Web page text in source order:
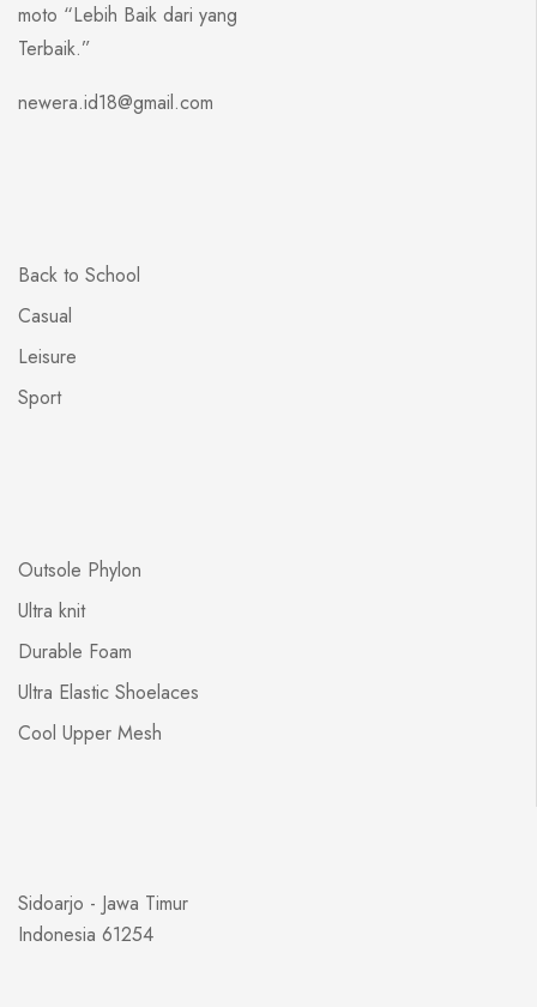
moto “Lebih Baik dari yang
Terbaik.”
newera.id18@gmail.com
Back to School
Casual
Leisure
Sport
Outsole Phylon
Ultra knit
Durable Foam
Ultra Elastic Shoelaces
Cool Upper Mesh
Sidoarjo - Jawa Timur
Indonesia 61254